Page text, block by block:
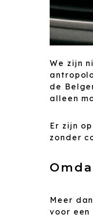
We zijn
de
alleen
Er zijn
zonder
Meer
voor een